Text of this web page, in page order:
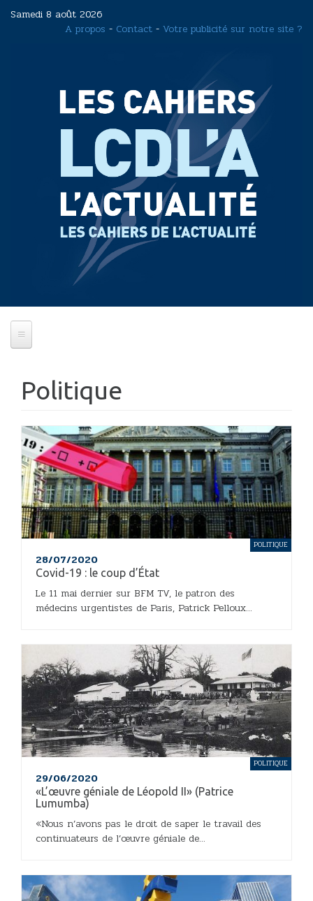
Samedi 8 août 2026
A propos - Contact - Votre publicité sur notre site ?
Politique
28/07/2020
Covid-19 : le coup d’État
Le 11 mai dernier sur BFM TV, le patron des
médecins urgentistes de Paris, Patrick Pelloux...
POLITIQUE
29/06/2020
«L’œuvre géniale de Léopold II» (Patrice
Lumumba)
«Nous n’avons pas le droit de saper le travail des
continuateurs de l’œuvre géniale de...
POLITIQUE